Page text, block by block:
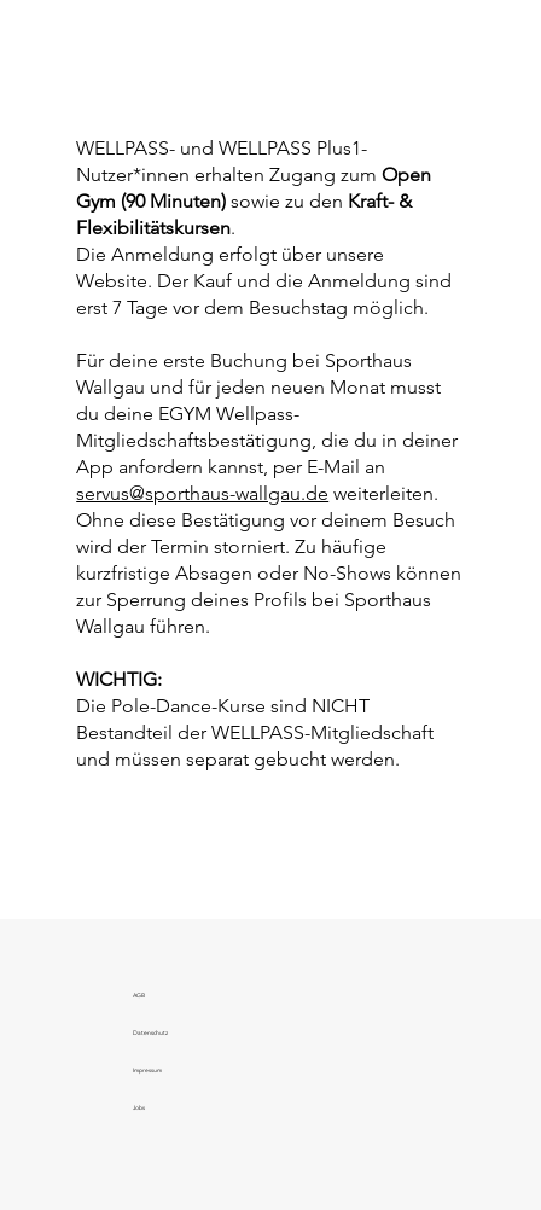
WELLPASS- und WELLPASS Plus1-
Nutzer*innen erhalten Zugang zumOpen
Gym (90 Minuten)sowie zu den Kraft- &
Flexibilitätskursen.
Die Anmeldung erfolgt über unsere
Website. Der Kauf und die Anmeldung sind
erst 7 Tage vor dem Besuchstag möglich.
Für deine erste Buchung bei Sporthaus
Wallgau und für jeden neuen Monat musst
du deine EGYM Wellpass-
Mitgliedschaftsbestätigung, die du in deiner
App anfordern kannst, per E-Mail an
servus@sporthaus-wallgau.de weiterleiten.
Ohne diese Bestätigung vor deinem Besuch
wird der Termin storniert. Zu häufige
kurzfristige Absagen oder No-Shows können
zur Sperrung deines Profils bei Sporthaus
Wallgau führen.
WICHTIG:
Die Pole-Dance-Kurse sind NICHT
Bestandteil der WELLPASS-Mitgliedschaft
und müssen separat gebucht werden.
AGB
Datenschutz
Impressum
Jobs